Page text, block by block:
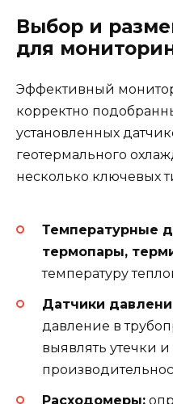
Выбор и
для
Эффективный
корректно
установленных
геотермального
несколько ключевых
Температурные
термопары,
температуру
Датчики
давление в
выявлять утечки
Расходомеры: